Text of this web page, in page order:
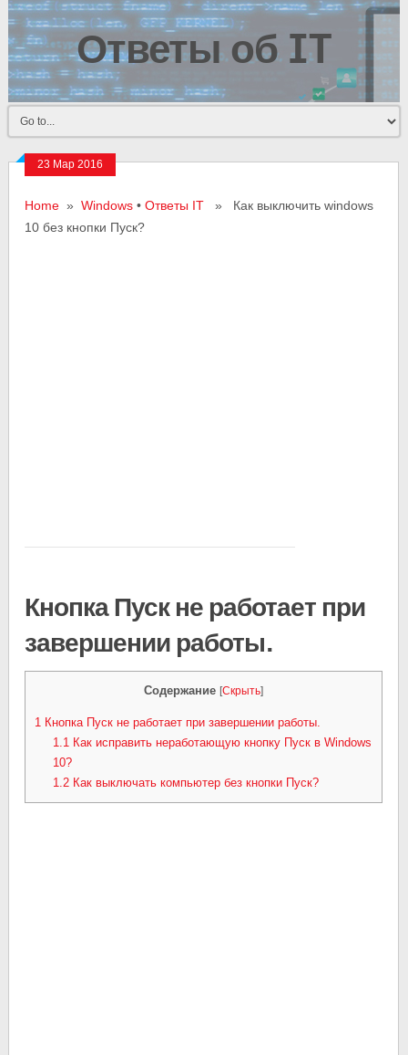
Ответы об IT
23 Мар 2016
Home »Windows •Ответы IT » Как выключить windows
10 без кнопки Пуск?
Кнопка Пуск не работает при
завершении работы.
Содержание [Скрыть]
1 Кнопка Пуск не работает при завершении работы.
1.1Как исправить неработающую кнопку Пуск в Windows
10?
1.2Как выключать компьютер без кнопки Пуск?